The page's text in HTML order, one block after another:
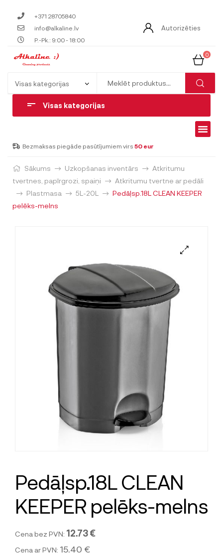
+371 28705840
info@alkaline.lv
P.-Pk.: 9:00 - 18:00
Autorizēties
0
Visas kategorijas
Bezmaksas piegāde pasūtījumiem virs 50 eur
Sākums Uzkopšanas inventārs
Atkritumu
tvertnes, papīrgrozi, spaiņi
Atkritumu tvertne ar pedāli
Plastmasa
5L-20L
Pedāļsp.18L CLEAN KEEPER
pelēks-melns
Pedāļsp.18L CLEAN
KEEPER pelēks-melns
Cena bez PVN: 12.73 €
Cena ar PVN: 15.40 €